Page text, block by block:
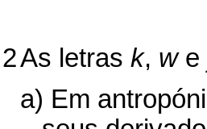
2As letras k, we
a) Em